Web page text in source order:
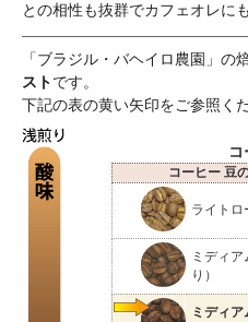
との相性も抜群でカフェオレに
「ブラジル・バヘイロ農園」の
ストです。
下記の表の黄い矢印をご参照くだ
コーヒー 豆
ライトロ
ミディ
り）
ミディ